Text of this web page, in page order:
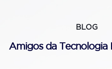
BLOG
Amigos da Tecnologia